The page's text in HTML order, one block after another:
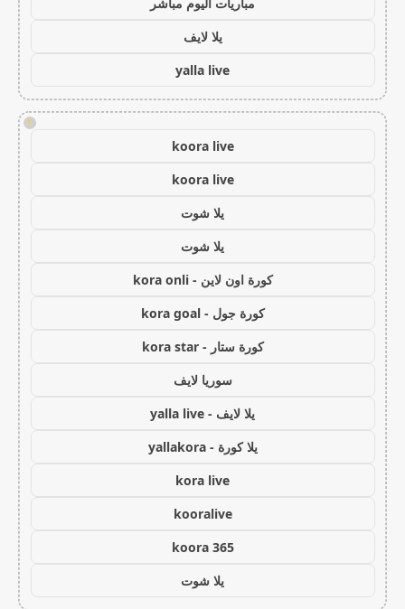
يلا لايف
yalla live
!
koora live
koora live
يلا شوت
يلا شوت
كورة اون لاين - kora onli
كورة جول - kora goal
كورة ستار - kora star
سوريا لايف
يلا لايف - yalla live
يلا كورة - yallakora
kora live
kooralive
koora 365
يلا شوت